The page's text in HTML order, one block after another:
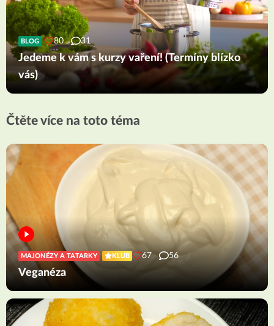
BLOG 80 31
Jedeme k vám s kurzy vaření! (Termíny blízko
vás)
Čtěte více na toto téma
MAJONÉZY A TATARKY KLUB 67 56
Veganéza